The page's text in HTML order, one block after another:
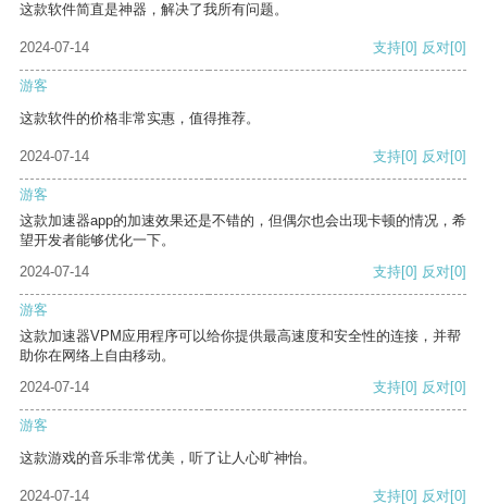
这款软件简直是神器，解决了我所有问题。
2024-07-14 支持[0] 反对[0]
游客
这款软件的价格非常实惠，值得推荐。
2024-07-14 支持[0] 反对[0]
游客
这款加速器app的加速效果还是不错的，但偶尔也会出现卡顿的情况，希
望开发者能够优化一下。
2024-07-14
支持[0] 反对[0]
游客
这款加速器VPM应用程序可以给你提供最高速度和安全性的连接，并帮
助你在网络上自由移动。
2024-07-14
支持[0] 反对[0]
游客
这款游戏的音乐非常优美，听了让人心旷神怡。
2024-07-14 支持[0] 反对[0]